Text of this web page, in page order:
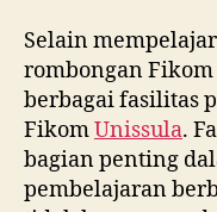
Selain
rombongan
berbagai fasilitas
FikomUnissula.
bagian penting
pembelajaran